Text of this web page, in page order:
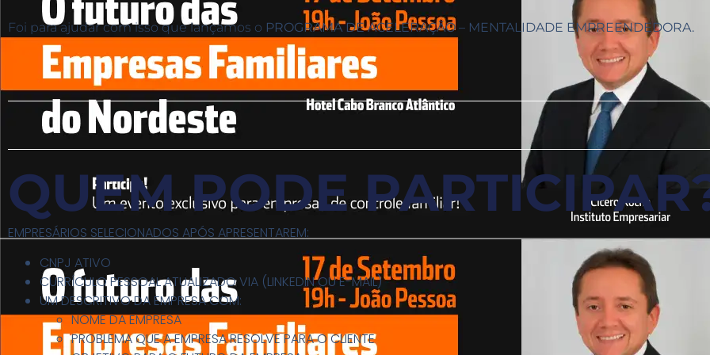
Foi para ajudar com isso que lançamos o PROGRAMA DE ACELERAÇÃO – MENTALIDADE EMPREENDEDORA.
QUEM PODE
EMPRESÁRIOS SELECIONADOS APÓS APRESENTAREM:
CNPJ ATIVO
CURRÍCULO PESSOAL ATUALIZADO VIA (LINKEDIN OU E-MAIL)
UM DESCRITIVO DA EMPRESA COM:
NOME DA EMPRESA
PROBLEMA QUE A EMPRESA RESOLVE PARA O CLIENTE